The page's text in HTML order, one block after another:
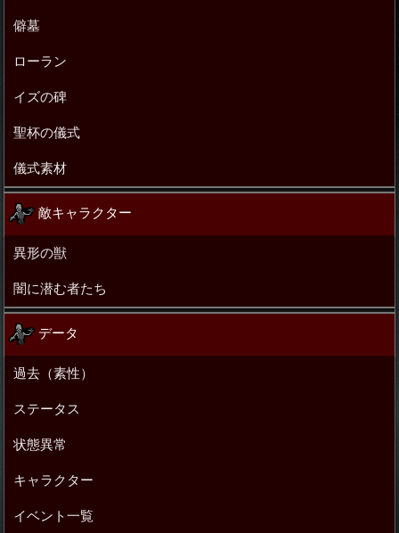
僻墓
ローラン
イズの碑
聖杯の儀式
儀式素材
敵キャラクター
異形の獣
闇に潜む者たち
データ
過去（素性）
ステータス
状態異常
キャラクター
イベント一覧